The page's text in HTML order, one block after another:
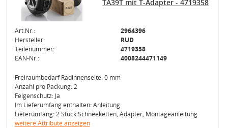
TA39T mit T-Adapter - 4719358
Art.Nr.:
2964396
Hersteller:
RUD
Teilenummer:
4719358
EAN-Nr.:
4008244471149
Freiraumbedarf Radinnenseite: 0 mm
Anzahl pro Packung: 2
Felgenschutz: Ja
Im Lieferumfang enthalten: Anleitung
Lieferumfang: 2 Stück Schneeketten, Adapter, Montageanleitung
weitere Attribute anzeigen